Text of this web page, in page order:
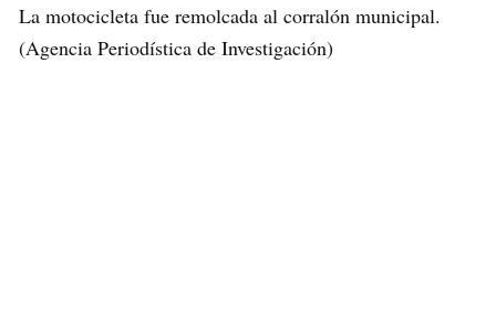
La motocicleta fue remolcada al corralón municipal.
(Agencia Periodística de Investigación)